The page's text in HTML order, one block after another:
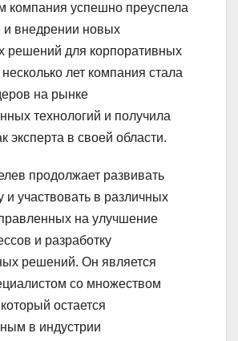
компания успешно преуспела
и внедрении новых
решений для корпоративных
лет компания стала
на рынке
технологий и получила
эксперта в своей области.
продолжает развивать
и участвовать в различных
на улучшение
и разработку
решений. Он является
со множеством
остается
в индустрии